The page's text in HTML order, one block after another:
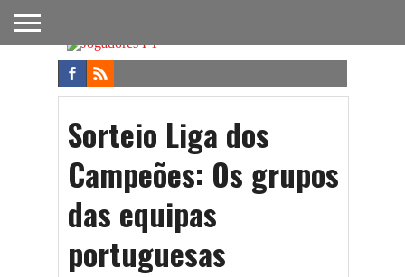
FUTEBOL
NACIONAL
FUTEBOL
INTERNACIONAL
NOTÍCIAS
ONDE
ASSISTIR
FUTEBOL
NA TV
APOSTAS
Sorteio Liga dos
Campeões: Os grupos
das equipas
portuguesas